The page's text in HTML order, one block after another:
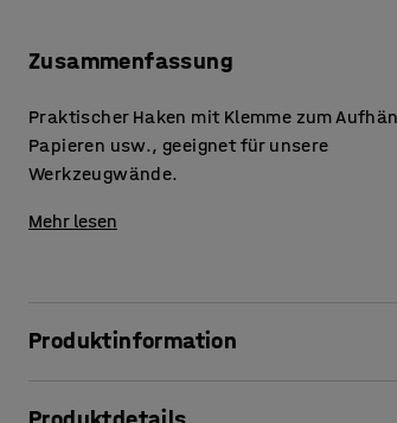
Zusammenfassung
Praktischer Haken mit Klemme zum
Papieren usw., geeignet für unsere
Werkzeugwände.
Mehr lesen
Produktinformation